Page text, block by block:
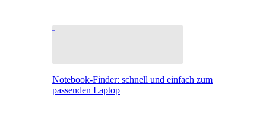
Notebook-Finder: schnell und einfach zum
passenden Laptop